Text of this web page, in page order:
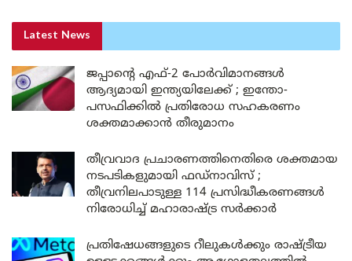
Latest News
ജപ്പാന്റെ എഫ്-2 പോർവിമാനങ്ങൾ
ആദ്യമായി ഇന്ത്യയിലേക്ക് ; ഇന്തോ-
പസഫിക്കിൽ പ്രതിരോധ സഹകരണം
ശക്തമാക്കാൻ തീരുമാനം
തീവ്രവാദ പ്രചാരണത്തിനെതിരെ ശക്തമായ
നടപടികളുമായി ഫഡ്നാവിസ് ;
തീവ്രനിലപാടുള്ള 114 പ്രസിദ്ധീകരണങ്ങൾ
നിരോധിച്ച് മഹാരാഷ്ട്ര സർക്കാർ
പ്രതിഷേധങ്ങളുടെ റീലുകൾക്കും രാഷ്ട്രീയ